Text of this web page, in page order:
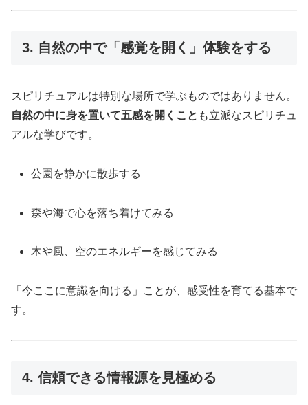
3. 自然の中で「感覚を開く」体験をする
スピリチュアルは特別な場所で学ぶものではありません。
自然の中に身を置いて五感を開くこと も立派なスピリチュ
アルな学びです。
公園を静かに散歩する
森や海で心を落ち着けてみる
木や風、空のエネルギーを感じてみる
「今ここに意識を向ける」ことが、感受性を育てる基本で
す。
4. 信頼できる情報源を見極める